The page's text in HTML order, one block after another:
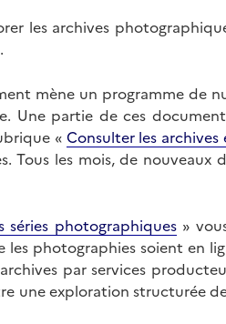
les archives
mène un programme de
Une partie de ces
« Consulter les archives
Tous les mois, de
séries photographiques»
les photographies soient en
par services
une exploration structurée